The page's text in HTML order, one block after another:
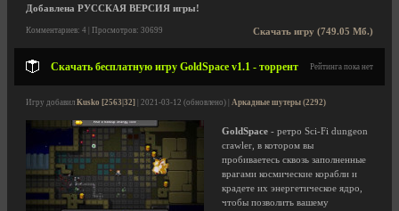
Добавлена РУССКАЯ ВЕРСИЯ игры!
Скачать игру (749.05 Мб.)
Комментариев: 4 | Просмотров: 30699
Скачать бесплатную игру GoldSpace v1.1 - торрент Рейтинга пока нет
Игру добавил Kusko [2563|32] | 2021-03-12 (обновлено) | Аркадные шутеры (2292)
GoldSpace - ретро Sci-Fi dungeon
crawler, в котором вы
пробиваетесь сквозь заполненные
врагами космические корабли и
крадете их энергетическое ядро,
чтобы позволить вашему